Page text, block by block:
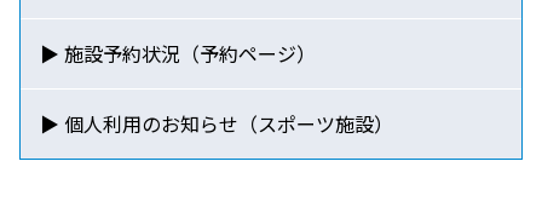
▶ 施設予約状況（予約ページ）
▶ 個人利用のお知らせ （スポーツ施設）